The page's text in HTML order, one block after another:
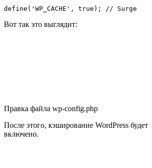
define('WP_CACHE', true); // Surge
Вот так это выглядит:
Правка файла wp-config.php
После этого, кэширование WordPress будет
включено.